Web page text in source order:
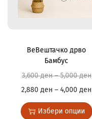
ВеВештачко дрво
Бамбус
3,600ден–5,000ден
2,880ден –4,000ден
Избери опции